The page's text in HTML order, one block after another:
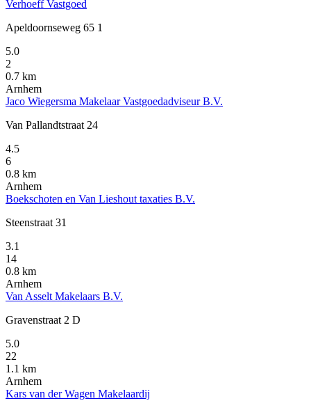
Verhoeff Vastgoed
Apeldoornseweg 65 1
5.0
2
0.7 km
Arnhem
Jaco Wiegersma Makelaar Vastgoedadviseur B.V.
Van Pallandtstraat 24
4.5
6
0.8 km
Arnhem
Boekschoten en Van Lieshout taxaties B.V.
Steenstraat 31
3.1
14
0.8 km
Arnhem
Van Asselt Makelaars B.V.
Gravenstraat 2 D
5.0
22
1.1 km
Arnhem
Kars van der Wagen Makelaardij